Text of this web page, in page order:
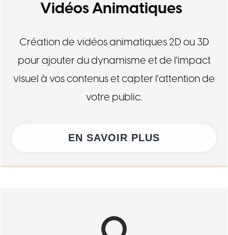
Vidéos Animatiques
Création de vidéos animatiques 2D ou 3D
pour ajouter du dynamisme et de l'impact
visuel à vos contenus et capter l'attention de
votre public.
EN SAVOIR PLUS